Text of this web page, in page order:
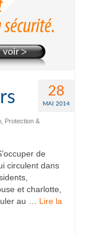
28
MAI 2014
Protection &
de
circulent dans
et charlotte,
au … Lire la